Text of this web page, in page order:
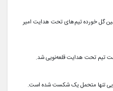
گل خورده تیم‌های تحت هدایت امیر